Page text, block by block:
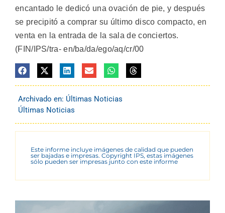
encantado le dedicó una ovación de pie, y después
se precipitó a comprar su último disco compacto, en
venta en la entrada de la sala de conciertos.
(FIN/IPS/tra- en/ba/da/ego/aq/cr/00
Archivado en: Últimas Noticias
Últimas Noticias
Este informe incluye imágenes de calidad que pueden
ser bajadas e impresas. Copyright IPS, estas imágenes
sólo pueden ser impresas junto con este informe